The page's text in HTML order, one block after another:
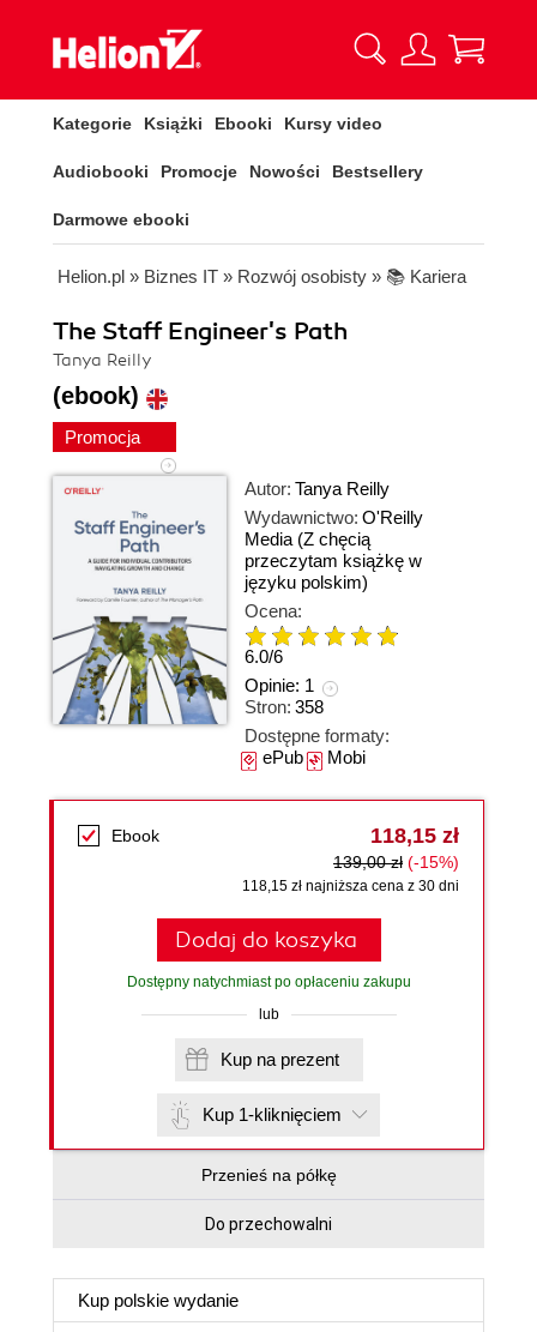
Kategorie Książki Ebooki Kursy video
Audiobooki Promocje Nowości Bestsellery
Darmowe ebooki
Helion.pl » Biznes IT » Rozwój osobisty » 📚 Kariera
The Staff Engineer's Path
Tanya Reilly
(ebook)
Promocja
Autor: Tanya Reilly
Wydawnictwo: O'Reilly
Media (Z chęcią
przeczytam książkę w
języku polskim)
Ocena:
6.0/6
Opinie: 1
Stron: 358
Dostępne formaty:
ePubMobi
Ebook 118,15 zł
139,00 zł (-15%)
118,15 zł najniższa cena z 30 dni
Dodaj do koszyka
Dostępny natychmiast po opłaceniu zakupu
lub
Kup na prezent
Kup 1-kliknięciem
Przenieś na półkę
Do przechowalni
Kup polskie wydanie